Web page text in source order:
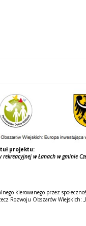
projektu:
w Łanach w gminie
kierowanego przez
Rozwoju Obszarów